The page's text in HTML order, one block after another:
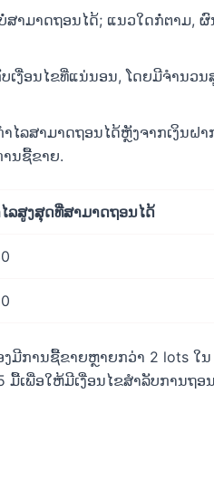
ສາມາດຖອນໄດ້; ແນວໃດກໍ່ຕາມ, ຜົ
ເງື່ອນໄຂທີ່ແນ່ນອນ, ໂດຍມີຈຳນວນ
ລສາມາດຖອນໄດ້ຫຼັງຈາກເງິນຝາ
ນຊື້ຂາຍ.
ລສູງສຸດທີ່ສາມາດຖອນໄດ້
ມີການຊື້ຂາຍຫຼາຍກວ່າ 2 lots ໃນ
ເພື່ອໃຫ້ມີເງື່ອນໄຂສໍາລັບການຖອນ